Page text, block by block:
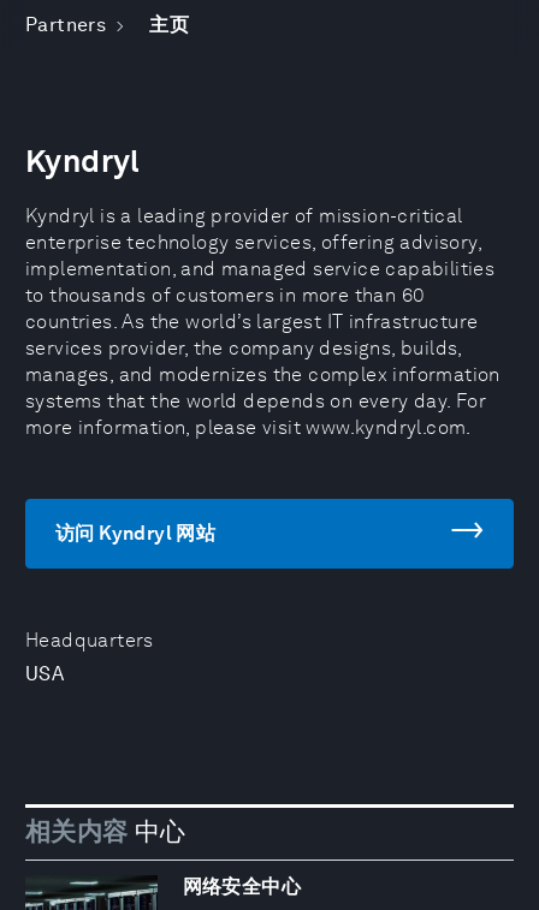
Partners 主页
Headquarters
USA
Kyndryl
Kyndryl is a leading provider of mission-critical
enterprise technology services, offering advisory,
implementation, and managed service capabilities
to thousands of customers in more than 60
countries. As the world’s largest IT infrastructure
services provider, the company designs, builds,
manages, and modernizes the complex information
systems that the world depends on every day. For
more information, please visit www.kyndryl.com.
访问 Kyndryl 网站
相关内容 中心
网络安全中心